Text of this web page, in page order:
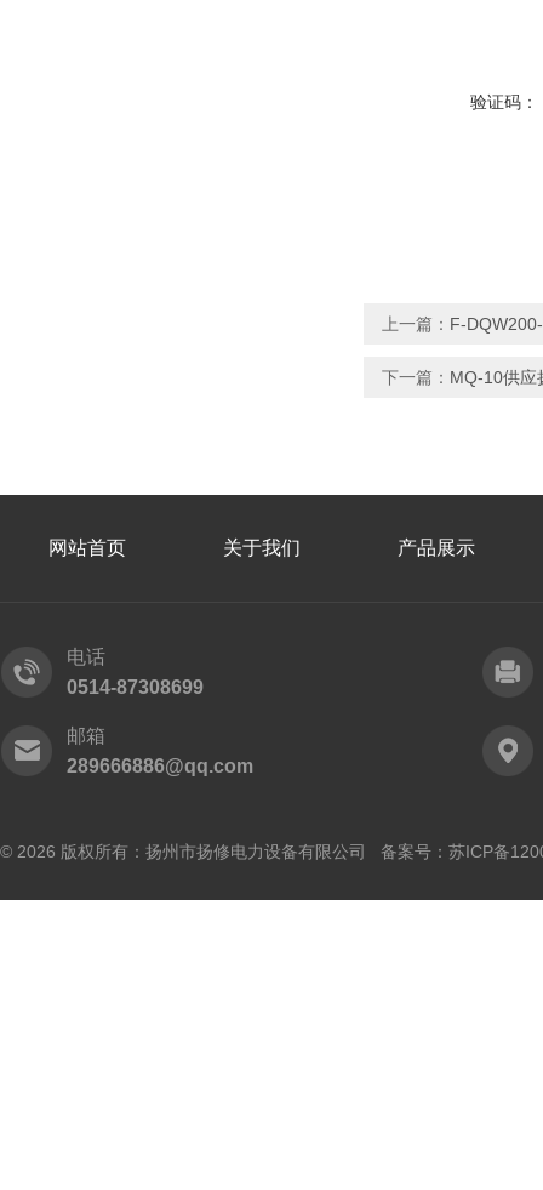
验证码：
上一篇： F-
下一篇： MQ-10供应
网站首页 关于我们 产品展示
电话
0514-87308699
邮箱
289666886@qq.com
© 2026 版权所有：扬州市扬修电力设备有限公司 备案号： 苏ICP备